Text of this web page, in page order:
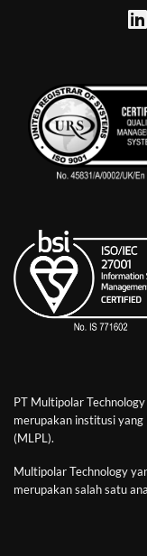
PT Multipolar
merupakan institusi
(MLPL).
Multipolar Technology
merupakan salah satu